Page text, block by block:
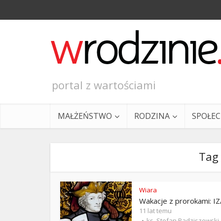
portal z wartościami
MAŁŻEŃSTWO RODZINA
Wiara
Wakacje z prorokami:
11 lat temu